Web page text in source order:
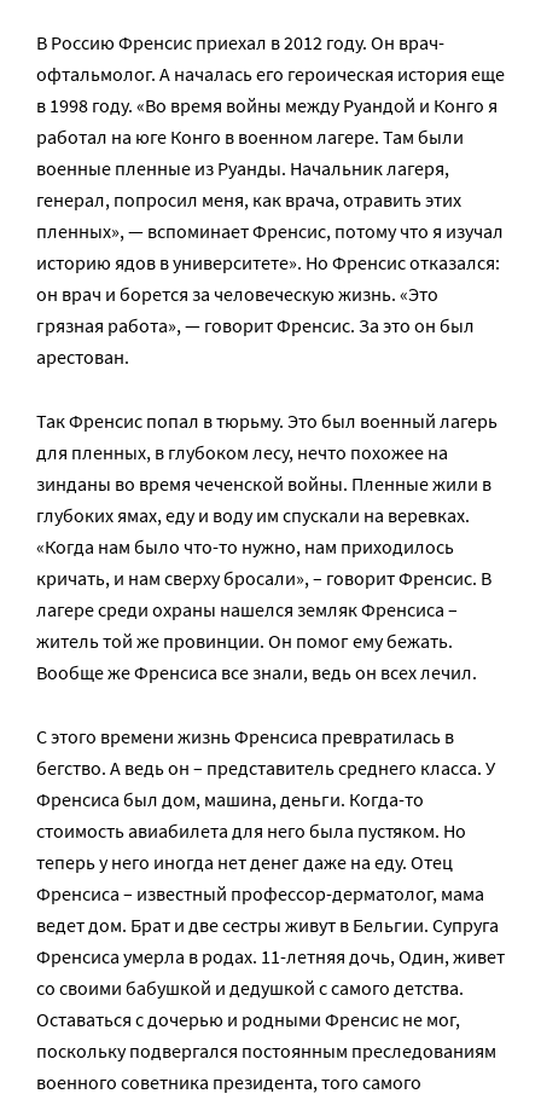
В Россию Френсис приехал в 2012 году. Он врач-
офтальмолог. А началась его героическая история еще
в 1998 году. «Во время войны между Руандой и Конго я
работал на юге Конго в военном лагере. Там были
военные пленные из Руанды. Начальник лагеря,
генерал, попросил меня, как врача, отравить этих
пленных», — вспоминает Френсис, потому что я изучал
историю ядов в университете». Но Френсис отказался:
он врач и борется за человеческую жизнь. «Это
грязная работа», — говорит Френсис. За это он был
арестован.
Так Френсис попал в тюрьму. Это был военный лагерь
для пленных, в глубоком лесу, нечто похожее на
зинданы во время чеченской войны. Пленные жили в
глубоких ямах, еду и воду им спускали на веревках.
«Когда нам было что-то нужно, нам приходилось
кричать, и нам сверху бросали», – говорит Френсис. В
лагере среди охраны нашелся земляк Френсиса –
житель той же провинции. Он помог ему бежать.
Вообще же Френсиса все знали, ведь он всех лечил.
С этого времени жизнь Френсиса превратилась в
бегство. А ведь он – представитель среднего класса. У
Френсиса был дом, машина, деньги. Когда-то
стоимость авиабилета для него была пустяком. Но
теперь у него иногда нет денег даже на еду. Отец
Френсиса – известный профессор-дерматолог, мама
ведет дом. Брат и две сестры живут в Бельгии. Супруга
Френсиса умерла в родах. 11-летняя дочь, Один, живет
со своими бабушкой и дедушкой с самого детства.
Оставаться с дочерью и родными Френсис не мог,
поскольку подвергался постоянным преследованиям
военного советника президента, того самого